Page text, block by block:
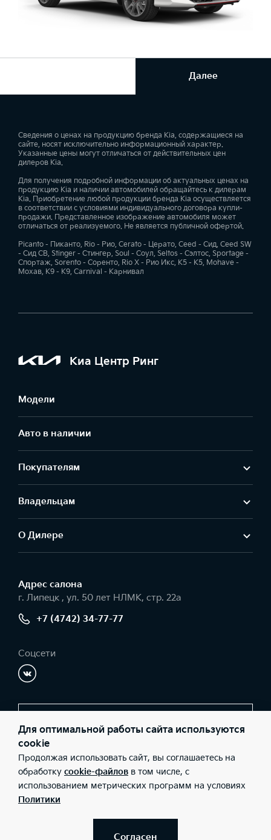
Далее
Сведения о ценах на продукцию бренда Kia, содержащиеся на
сайте, носят исключительно информационный характер.
Указанные цены могут отличаться от действительных цен
дилеров Kia.
Для получения подробной информации об актуальных ценах на
продукцию Kia и наличии автомобилей обращайтесь к дилерам
Kia. Приобретение любой продукции бренда Kia осуществляется
в соответствии с условиями индивидуального договора купли-
продажи. Представленное изображение автомобиля может
отличаться от реализуемого. Не является публичной офертой.
Picanto - Пиканто, Rio - Рио, Cerato - Церато, Ceed - Сид, Ceed SW
- Сид СВ, Stinger - Стингер, Soul - Соул, Seltos - Сэлтос, Sportage -
Спортаж, Sorento - Соренто, Rio X - Рио Икс, K5 - К5, Mohave -
Мохав, K9 - К9, Carnival - Карнивал
Киа Центр Ринг
Модели
Авто в наличии
Покупателям
Владельцам
О Дилере
Адрес салонa
г. Липецк , ул. 50 лет НЛМК, стр. 22а
+7 (4742) 34-77-77
Соцсети
© 2026 Юридические лица ООО «Ринг С» (Фактический адрес: г.
Липецк , ул. 50 лет НЛМК, стр. 22а; Телефон: +7 (4742) 34-77-77;
ИНН: 3661056907; ОГРН: 1123668029473), ООО «Киа Россия и
СНГ» (Фактический адрес: г.Москва, Валовая 26; Телефон: 8 800
301 08 80; ИНН: 7728674093; ОГРН: 5087746291760) ведут
получению на территории РФ. Информация о соответствующих
Для оптимальной работы сайта используются
cookie
Продолжая использовать сайт, вы соглашаетесь на
обработку cookie-файлов в том числе, с
использованием метрических программ на условиях
Политики
Согласен